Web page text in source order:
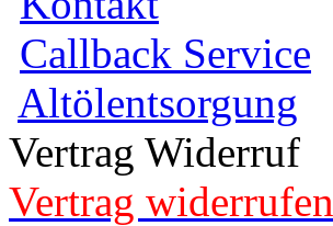
Callback Service
Altölentsorgung
Vertrag Widerruf
Vertrag widerrufen